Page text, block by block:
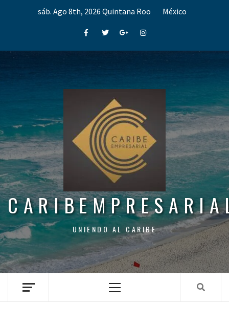
sáb. Ago 8th, 2026 Quintana Roo México
FacebookTwitterGoogle+Instagram
UNIENDO AL CARIBE
Menu